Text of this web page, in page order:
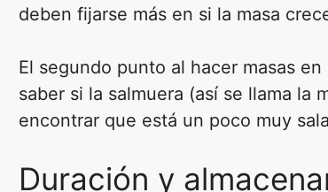
deben fijarse más en si la masa
El segundo punto al hacer masas
saber si la salmuera (así se llama la
encontrar que está un poco muy
Duración y